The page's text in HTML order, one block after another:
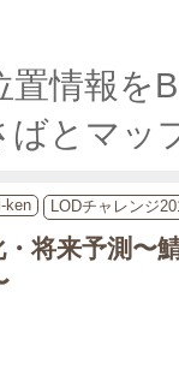
置情報を
ばとマ
ken LODチャレンジ
将来予測〜